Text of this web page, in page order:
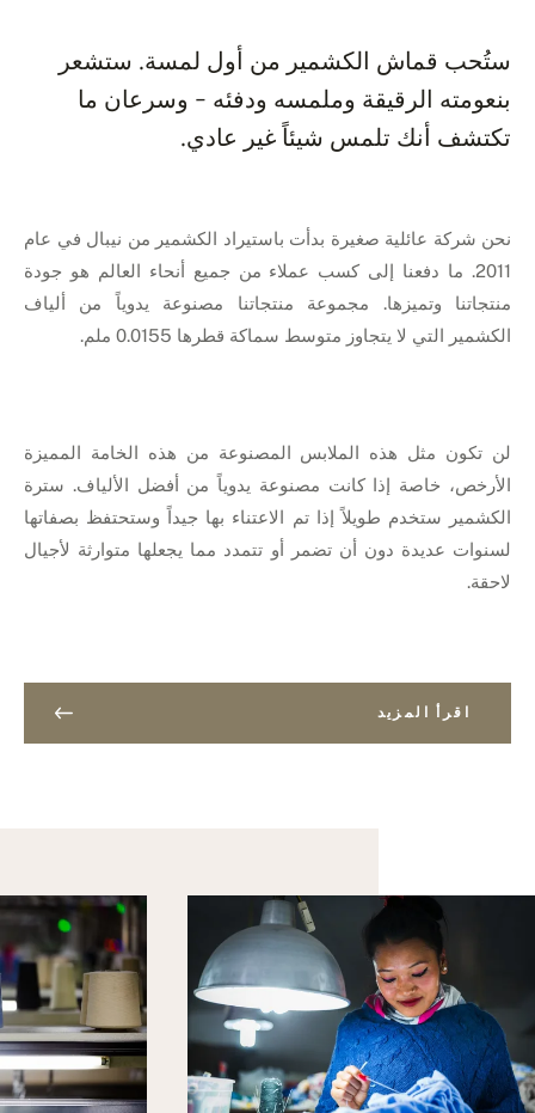
ستُحب قماش الكشمير من أول لمسة. ستشعر
بنعومته الرقيقة وملمسه ودفئه - وسرعان ما
تكتشف أنك تلمس شيئاً غير عادي.
نحن شركة عائلية صغيرة بدأت باستيراد الكشمير من نيبال في عام
2011. ما دفعنا إلى كسب عملاء من جميع أنحاء العالم هو جودة
منتجاتنا وتميزها. مجموعة منتجاتنا مصنوعة يدوياً من ألياف
الكشمير التي لا يتجاوز متوسط سماكة قطرها 0.0155 ملم.
لن تكون مثل هذه الملابس المصنوعة من هذه الخامة المميزة
الأرخص، خاصة إذا كانت مصنوعة يدوياً من أفضل الألياف. سترة
الكشمير ستخدم طويلاً إذا تم الاعتناء بها جيداً وستحتفظ بصفاتها
لسنوات عديدة دون أن تضمر أو تتمدد مما يجعلها متوارثة لأجيال
لاحقة.
اقرأ المزيد